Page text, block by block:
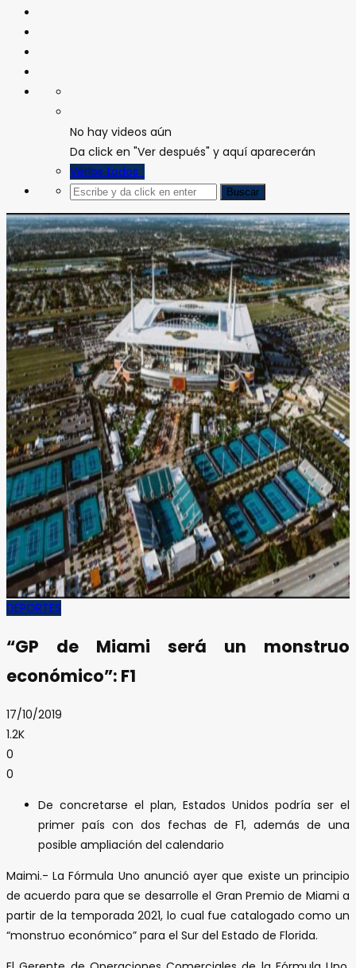
No hay videos aún
Da click en "Ver después" y aquí aparecerán
Verlos todos
DEPORTES
“GP de Miami será un monstruo
económico”: F1
17/10/2019
1.2K
0
0
De concretarse el plan, Estados Unidos podría ser el
primer país con dos fechas de F1, además de una
posible ampliación del calendario
Maimi.- La Fórmula Uno anunció ayer que existe un principio
de acuerdo para que se desarrolle el Gran Premio de Miami a
partir de la temporada 2021, lo cual fue catalogado como un
“monstruo económico” para el Sur del Estado de Florida.